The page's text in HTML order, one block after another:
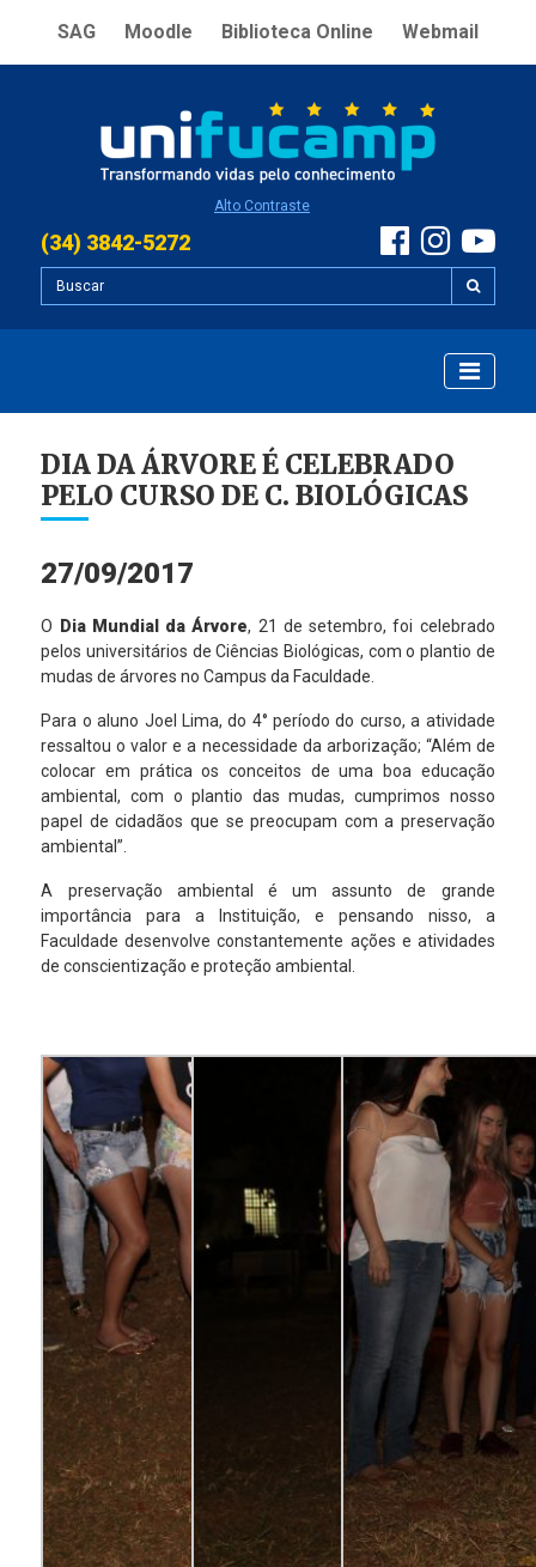
SAG Moodle Biblioteca Online Webmail
Alto Contraste
(34) 3842-5272
DIA DA ÁRVORE É CELEBRADO
PELO CURSO DE C. BIOLÓGICAS
27/09/2017
O Dia Mundial da Árvore, 21 de setembro, foi celebrado
pelos universitários de Ciências Biológicas, com o plantio de
mudas de árvores no Campus da Faculdade.
Para o aluno Joel Lima, do 4° período do curso, a atividade
ressaltou o valor e a necessidade da arborização; “Além de
colocar em prática os conceitos de uma boa educação
ambiental, com o plantio das mudas, cumprimos nosso
papel de cidadãos que se preocupam com a preservação
ambiental”.
A preservação ambiental é um assunto de grande
importância para a Instituição, e pensando nisso, a
Faculdade desenvolve constantemente ações e atividades
de conscientização e proteção ambiental.